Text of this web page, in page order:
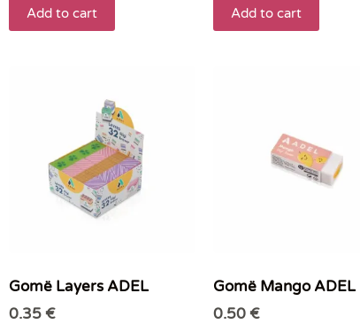
Add to cart Add to cart
Gomë Layers ADEL
0.35€
Gomë Mango ADEL
0.50€